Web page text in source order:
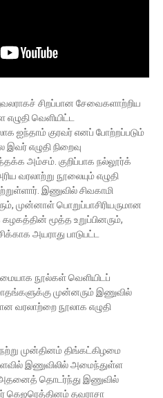
சிறப்பான சேவைகளாற்றிய
வெளியிட்ட
ஐந்தாம் குரவர் எனப் போற்றப்படும்
எழுதி நிறைவு
அம்சம். குறிப்பாக நல்லூர்க்
வரலாற்று நூலையும் எழுதி
இணுவில் சிவகாமி
முன்னாள் பொறுப்பாசிரியருமான
மூத்த உறுப்பினரும்,
அயராது பாடுபட்ட
நூல்கள் வெளியிடப்
முன்னரும் இணுவில்
வரலாற்றை நூலாக எழுதி
முன்தினம் திங்கட்கிழமை
இணுவிலில் அமைந்துள்ள
அதனைத் தொடர்ந்து இணுவில்
கெஜரெத்தினம் தவராசா